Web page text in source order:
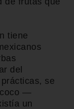
tiene
del
se
—
un